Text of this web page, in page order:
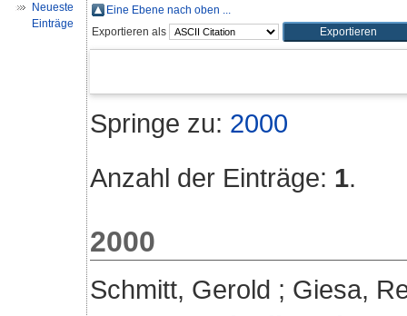
Neueste
Einträge
Eine Ebene nach oben ...
Exportieren als
Springe zu: 2000
Anzahl der Einträge: 1.
2000
Schmitt, Gerold ; Giesa,